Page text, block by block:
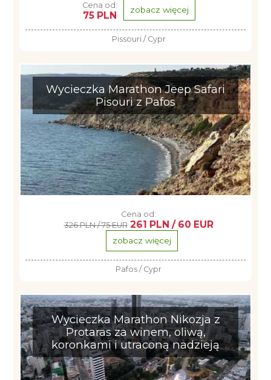
Cena od:
75 PLN zobacz więcej
Pissouri / Cypr
Wycieczka Marathon Jeep Safari
Pisouri z Pafos
Cena od:
326 PLN / 75 EUR 261 PLN / 60 EUR
zobacz więcej
Pafos / Cypr
Wycieczka Marathon Nikozja z
Protaras za winem, oliwą,
koronkami i utraconą nadzieją